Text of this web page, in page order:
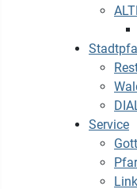
Service